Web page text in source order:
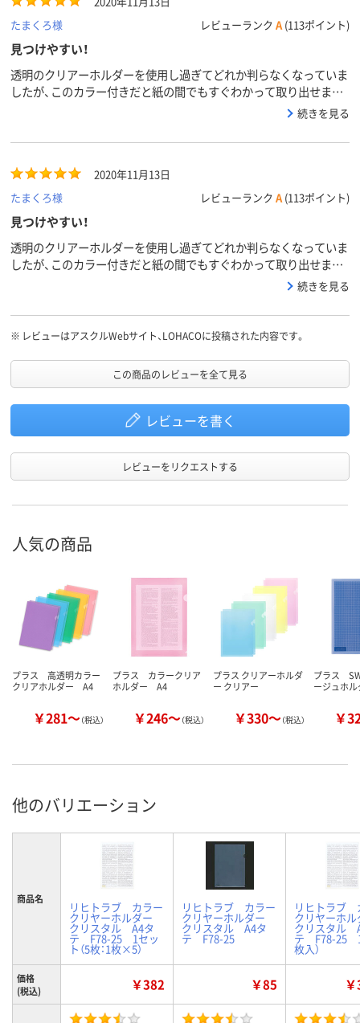
たまくろ様
レビューランク A (113ポイント)
見つけやすい！
透明のクリアーホルダーを使用し過ぎてどれか判らなくなっていま
したが、このカラー付きだと紙の間でもすぐわかって取り出せま
す。至急のものをこのホルダーに入れてわかりやすくできました。
続きを見る
2020年11月13日
たまくろ様
レビューランク A (113ポイント)
見つけやすい！
透明のクリアーホルダーを使用し過ぎてどれか判らなくなっていま
したが、このカラー付きだと紙の間でもすぐわかって取り出せま
す。至急のものをこのホルダーに入れてわかりやすくできました。
続きを見る
※ レビューはアスクルWebサイト、LOHACOに投稿された内容です。
この商品のレビューを全て見る
レビューを書く
レビューをリクエストする
人気の商品
プラス 高透明カラー
クリアホルダー A4
￥281～（税込）
プラス カラークリア
ホルダー A4
￥246～（税込）
プラス クリアーホルダ
ー クリアー
￥330～（税込）
プラス
ージュホ
￥
他のバリエーション
商品名
リヒトラブ カラー
クリヤーホルダー
クリスタル A4タ
テ F78-25 1セッ
ト（5枚：1枚×5）
リヒトラブ カラー
クリヤーホルダー
クリスタル A4タ
テ F78-25
リヒトラブ
クリヤーホ
クリスタル
テ F78-25 1
枚入）
価格
(税込)
￥382 ￥85